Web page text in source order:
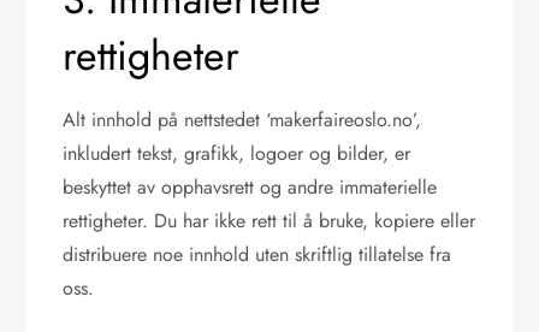
rettigheter
Alt innhold på nettstedet ‘makerfaireoslo.no’,
inkludert tekst, grafikk, logoer og bilder, er
beskyttet av opphavsrett og andre immaterielle
rettigheter. Du har ikke rett til å bruke, kopiere eller
distribuere noe innhold uten skriftlig tillatelse fra
oss.